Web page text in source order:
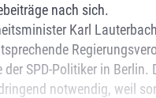
nach sich.
Karl
SPD-Politiker in Berlin.
notwendig, weil